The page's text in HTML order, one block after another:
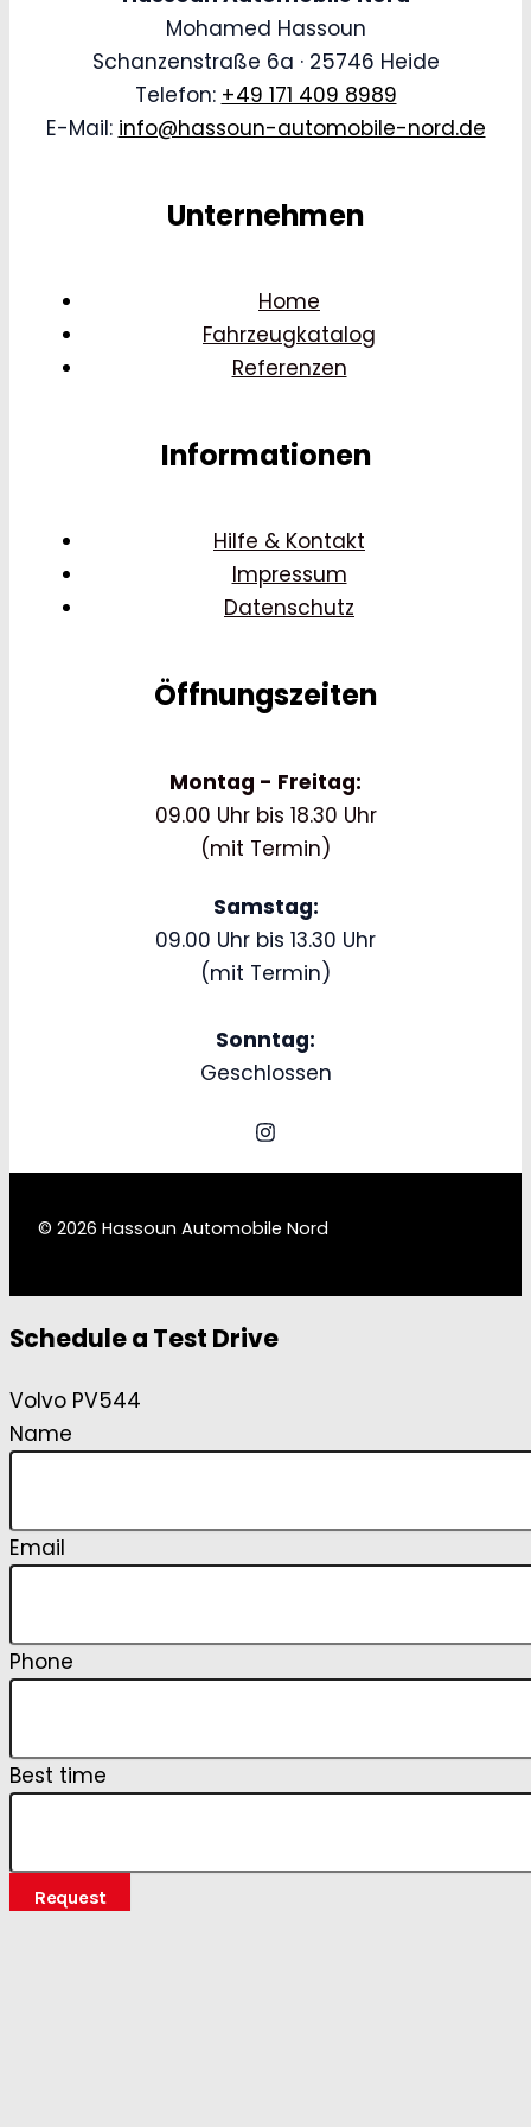
Mohamed Hassoun
Schanzenstraße 6a · 25746 Heide
Telefon: +49 171 409 8989
E-Mail: info@hassoun-automobile-nord.de
Unternehmen
Home
Fahrzeugkatalog
Referenzen
Informationen
Hilfe & Kontakt
Impressum
Datenschutz
Öffnungszeiten
Montag - Freitag:
09.00 Uhr bis 18.30 Uhr
(mit Termin)
Samstag:
09.00 Uhr bis 13.30 Uhr
(mit Termin)
Sonntag:
Geschlossen
© 2026 Hassoun Automobile Nord
Schedule a Test Drive
Volvo PV544
Name
Email
Phone
Best time
Request